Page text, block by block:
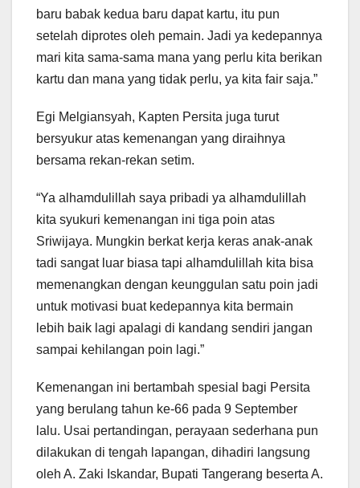
baru babak kedua baru dapat kartu, itu pun
setelah diprotes oleh pemain. Jadi ya kedepannya
mari kita sama-sama mana yang perlu kita berikan
kartu dan mana yang tidak perlu, ya kita fair saja.”
Egi Melgiansyah, Kapten Persita juga turut
bersyukur atas kemenangan yang diraihnya
bersama rekan-rekan setim.
“Ya alhamdulillah saya pribadi ya alhamdulillah
kita syukuri kemenangan ini tiga poin atas
Sriwijaya. Mungkin berkat kerja keras anak-anak
tadi sangat luar biasa tapi alhamdulillah kita bisa
memenangkan dengan keunggulan satu poin jadi
untuk motivasi buat kedepannya kita bermain
lebih baik lagi apalagi di kandang sendiri jangan
sampai kehilangan poin lagi.”
Kemenangan ini bertambah spesial bagi Persita
yang berulang tahun ke-66 pada 9 September
lalu. Usai pertandingan, perayaan sederhana pun
dilakukan di tengah lapangan, dihadiri langsung
oleh A. Zaki Iskandar, Bupati Tangerang beserta A.